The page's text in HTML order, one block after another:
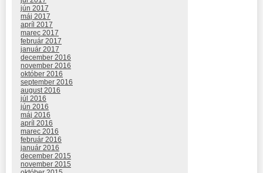
jún 2017
máj 2017
apríl 2017
marec 2017
február 2017
január 2017
december 2016
november 2016
október 2016
september 2016
august 2016
júl 2016
jún 2016
máj 2016
apríl 2016
marec 2016
február 2016
január 2016
december 2015
november 2015